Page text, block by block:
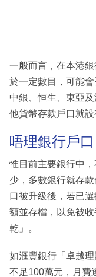
閱
專
區
一般而言，在本港
於一定數目，可能會
中銀、恒生、東亞
他貨幣存款戶口就設
唔理銀行戶
惟目前主要銀行中
少，多數銀行就存
口被升級後，若已
額並存檔，以免被
乾」。
如滙豐銀行「卓越理
不足100萬元，月費